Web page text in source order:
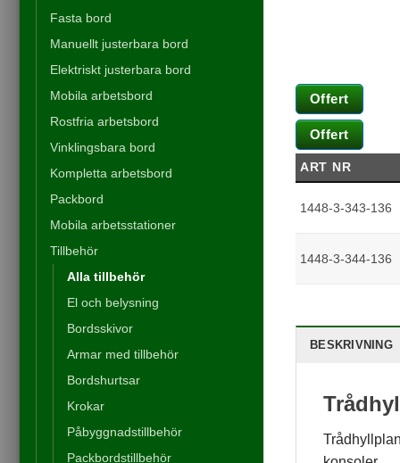
Fasta bord
Manuellt justerbara bord
Elektriskt justerbara bord
Mobila arbetsbord
Rostfria arbetsbord
Vinklingsbara bord
Kompletta arbetsbord
Packbord
Mobila arbetsstationer
Tillbehör
Alla tillbehör
El och belysning
Bordsskivor
Armar med tillbehör
Bordshurtsar
Krokar
Påbyggnadstillbehör
Packbordstillbehör
Offert
Offert
ART NR
1448-3-343-136
1448-3-344-136
BESKRIVNING
Nödvändiga
Dessa kakor
välja bort. De
behövs för att
över huvud
fungera.